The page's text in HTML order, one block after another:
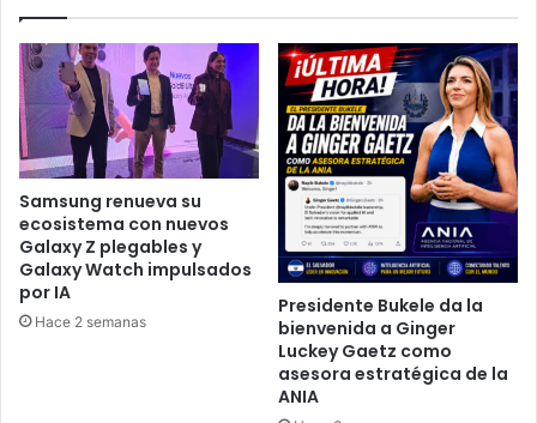
Samsung renueva su
ecosistema con nuevos
Galaxy Z plegables y
Galaxy Watch impulsados
por IA
Hace 2 semanas
Presidente Bukele da la
bienvenida a Ginger
Luckey Gaetz como
asesora estratégica de la
ANIA